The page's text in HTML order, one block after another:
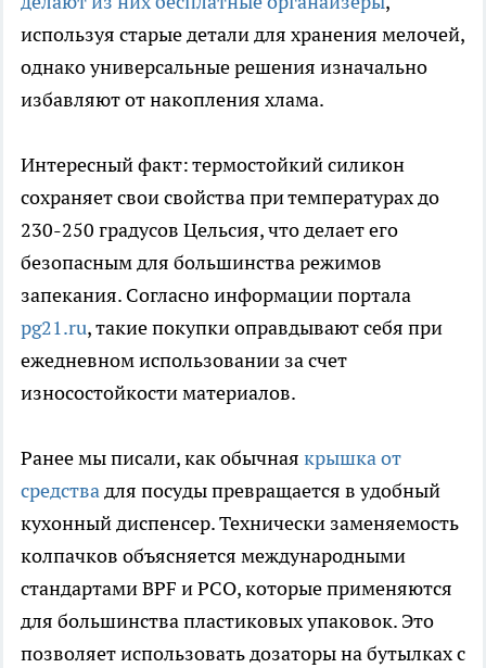
используя старые детали для хранения мелочей,
однако универсальные решения изначально
избавляют от накопления хлама.
Интересный факт: термостойкий силикон
сохраняет свои свойства при температурах до
230-250 градусов Цельсия, что делает его
безопасным для большинства режимов
запекания. Согласно информации портала
pg21.ru, такие покупки оправдывают себя при
ежедневном использовании за счет
износостойкости материалов.
Ранее мы писали, как обычная крышка от
средствадля посуды превращается в удобный
кухонный диспенсер. Технически заменяемость
колпачков объясняется международными
стандартами BPF и PCO, которые применяются
для большинства пластиковых упаковок. Это
позволяет использовать дозаторы на бутылках с